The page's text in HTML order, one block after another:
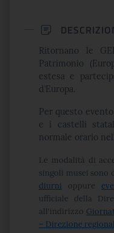
Ritornano le
Patrimonio
estesa e
d’Europa.
Per questo
e i castelli
normale orario
Le modalità di
singoli musei sono
diurni oppure
ufficiale della
all'indirizzo
– Direzione